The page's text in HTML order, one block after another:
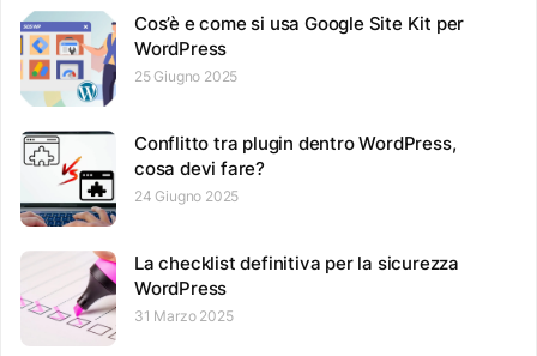
Cos’è e come si usa Google Site Kit per
WordPress
25 Giugno 2025
Conflitto tra plugin dentro WordPress,
cosa devi fare?
24 Giugno 2025
La checklist definitiva per la sicurezza
WordPress
31 Marzo 2025